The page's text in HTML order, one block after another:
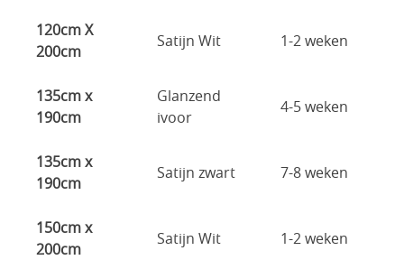
120cm X
200cm
Satijn Wit 1-2 weken
135cm x
190cm
Glanzend
ivoor
4-5 weken
135cm x
190cm
Satijn zwart 7-8 weken
150cm x
200cm
Satijn Wit 1-2 weken